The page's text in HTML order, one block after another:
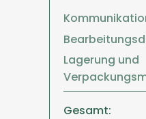
Lagerung und
Gesamt: